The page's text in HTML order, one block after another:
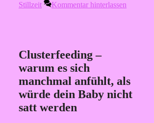
Stillzeit
Kommentar hinterlassen
Clusterfeeding –
warum es sich
manchmal anfühlt, als
würde dein Baby nicht
satt werden